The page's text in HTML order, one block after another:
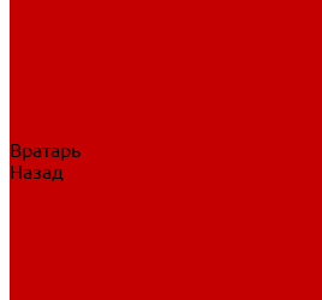
Вратарь
Назад